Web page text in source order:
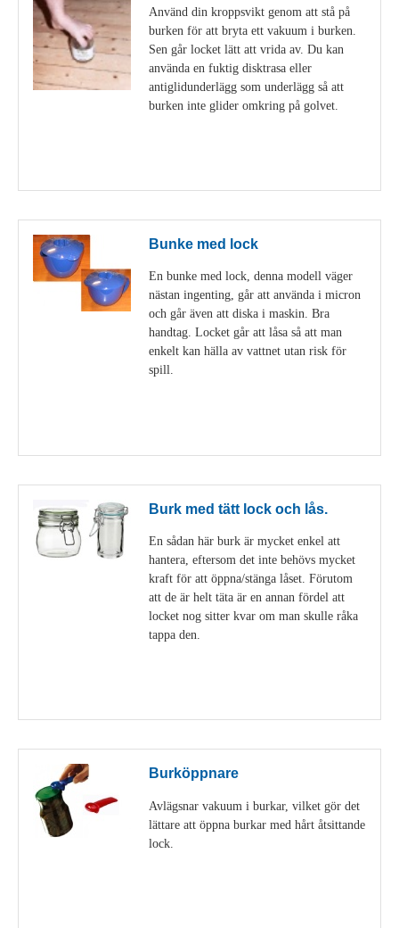
Använd din kroppsvikt genom att stå på
burken för att bryta ett vakuum i burken.
Sen går locket lätt att vrida av. Du kan
använda en fuktig disktrasa eller
antiglidunderlägg som underlägg så att
burken inte glider omkring på golvet.
Bunke med lock
En bunke med lock, denna modell väger
nästan ingenting, går att använda i micron
och går även att diska i maskin. Bra
handtag. Locket går att låsa så att man
enkelt kan hälla av vattnet utan risk för
spill.
Burk med tätt lock och lås.
En sådan här burk är mycket enkel att
hantera, eftersom det inte behövs mycket
kraft för att öppna/stänga låset. Förutom
att de är helt täta är en annan fördel att
locket nog sitter kvar om man skulle råka
tappa den.
Burköppnare
Avlägsnar vakuum i burkar, vilket gör det
lättare att öppna burkar med hårt åtsittande
lock.